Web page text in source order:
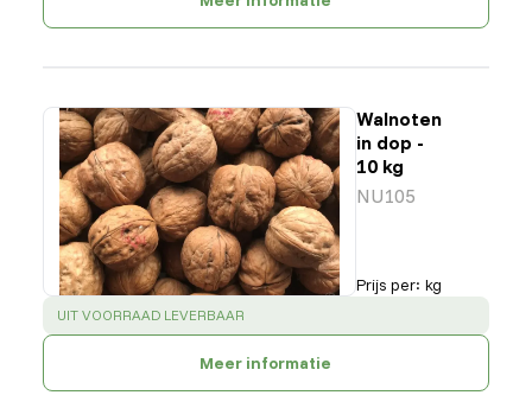
Walnoten
in dop -
10 kg
NU105
Prijs per: kg
SUCCESS:
UIT VOORRAAD LEVERBAAR
Meer informatie